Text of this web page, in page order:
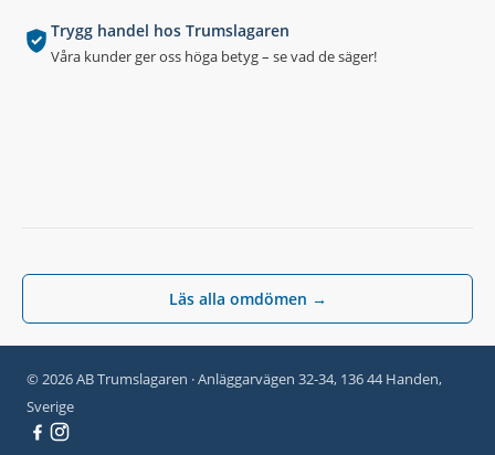
© 2026 AB Trumslagaren · Anläggarvägen 32-34, 136 44 Handen,
Sverige
Trygg handel hos Trumslagaren
Våra kunder ger oss höga betyg – se vad de säger!
Läs alla omdömen →